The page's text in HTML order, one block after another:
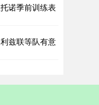
诺季前训练表
兹联等队有意